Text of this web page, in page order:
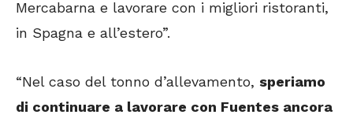
Mercabarna e lavorare con i migliori ristoranti,
in Spagna e all’estero”.
“Nel caso del tonno d’allevamento, speriamo
di continuare a lavorare con Fuentes ancora